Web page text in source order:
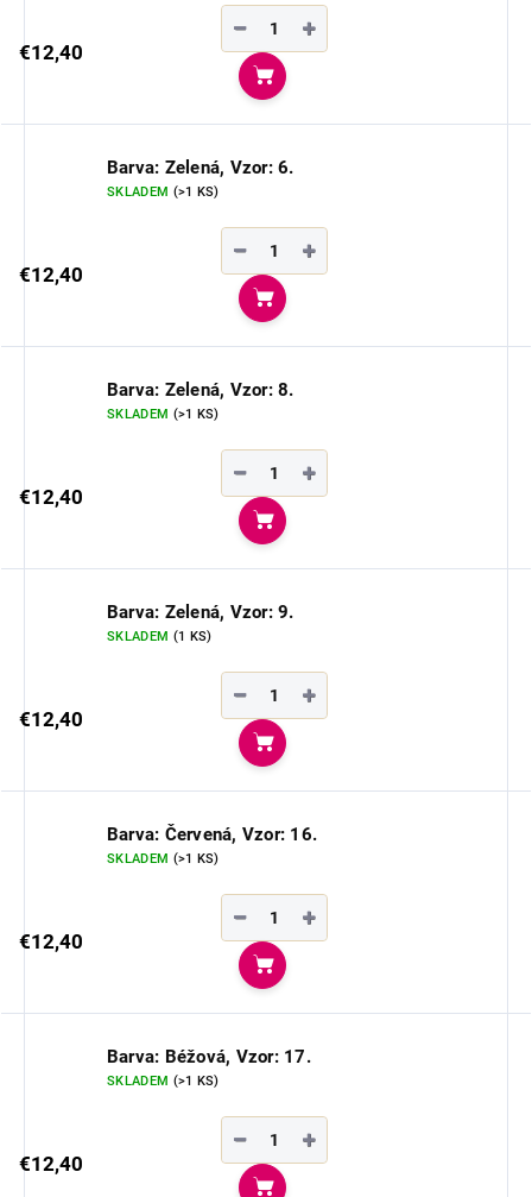
€12,40
+
−
Do košíka
Barva: Zelená, Vzor: 6.
SKLADEM (>1 KS)
€12,40
+
−
Do košíka
Barva: Zelená, Vzor: 8.
SKLADEM (>1 KS)
€12,40
+
−
Do košíka
Barva: Zelená, Vzor: 9.
SKLADEM (1 KS)
€12,40
+
−
Do košíka
Barva: Červená, Vzor: 16.
SKLADEM (>1 KS)
€12,40
+
−
Do košíka
Barva: Béžová, Vzor: 17.
SKLADEM (>1 KS)
€12,40
+
−